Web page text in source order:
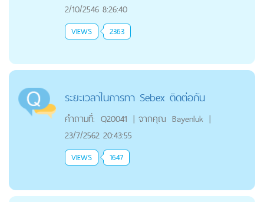
2/10/2546 8:26:40
VIEWS 2363
ระยะเวลาในการทา Sebex ติดต่อกัน
คำถามที่: Q20041 | จากคุณ Bayenluk |
23/7/2562 20:43:55
VIEWS 1647